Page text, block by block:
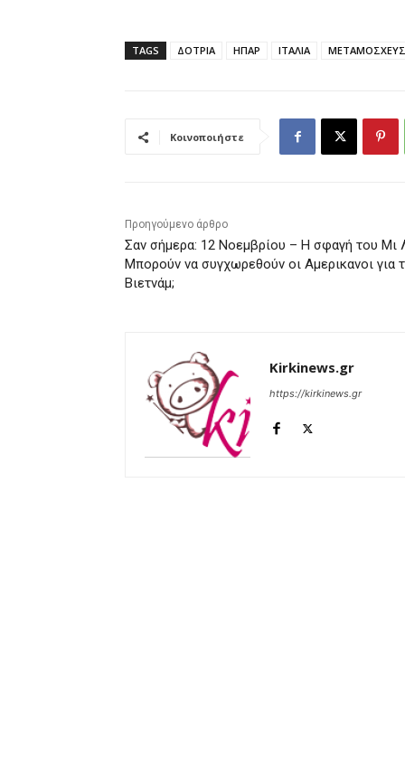
TAGS ΔΟΤΡΙΑ ΗΠΑΡ ΙΤΑΛΙΑ
Κοινοποιήστε
Προηγούμενο άρθρο
Σαν σήμερα: 12 Νοεμβρίου – Η σφαγή του Μι
Μπορούν να συγχωρεθούν οι Αμερικανοι για
Βιετνάμ;
Kirkinews.gr
https://kirkinews.gr